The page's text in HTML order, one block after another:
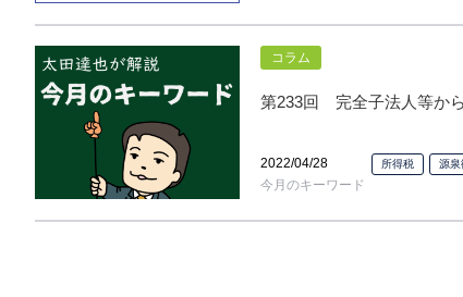
コラム
第233回 完全子法人等か
2022/04/28 所得税 源泉
今月のキーワード